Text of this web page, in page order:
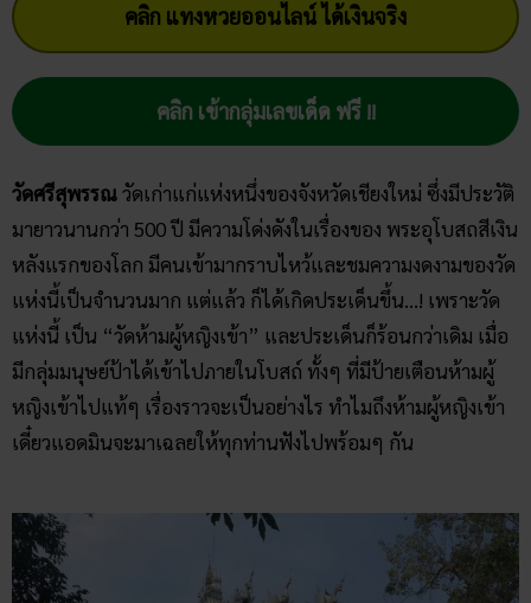
คลิก แทงหวยออนไลน์ ได้เงินจริง
คลิก เข้ากลุ่มเลขเด็ด ฟรี !!
วัดศรีสุพรรณวัดเก่าแก่แห่งหนึ่งของจังหวัดเชียงใหม่ ซึ่งมีประวัติ
มายาวนานกว่า 500 ปี มีความโด่งดังในเรื่องของ พระอุโบสถสีเงิน
หลังแรกของโลก มีคนเข้ามากราบไหว้และชมความงดงามของวัด
แห่งนี้เป็นจำนวนมาก แต่แล้ว ก็ได้เกิดประเด็นขึ้น…! เพราะวัด
แห่งนี้ เป็น “วัดห้ามผู้หญิงเข้า” และประเด็นก็ร้อนกว่าเดิม เมื่อ
มีกลุ่มมนุษย์ป้าได้เข้าไปภายในโบสถ์ ทั้งๆ ที่มีป้ายเตือนห้ามผู้
หญิงเข้าไปแท้ๆ เรื่องราวจะเป็นอย่างไร ทำไมถึงห้ามผู้หญิงเข้า
เดี๋ยวแอดมินจะมาเฉลยให้ทุกท่านฟังไปพร้อมๆ กัน